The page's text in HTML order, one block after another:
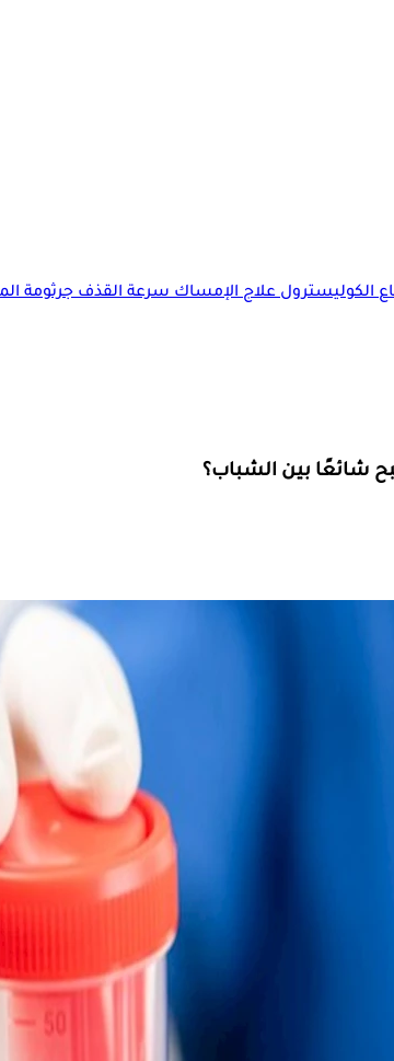
الكوليسترولعلاج الإمساكسرعة القذفجرثومة
شائعًا بين الشباب؟
حيث يتزايد إقبال الرجال في الثلاثينيات
إلى تزايد الوعي بتأثير العوامل البيئية ونمط